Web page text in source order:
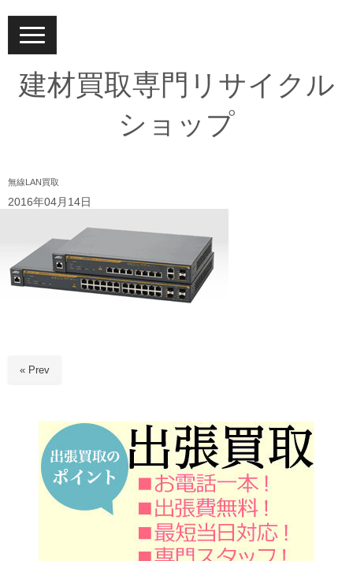
N
a
v
g
a
建材買取専門リサイクル
ショップ
無線LAN買取
2016年04月14日
« Prev